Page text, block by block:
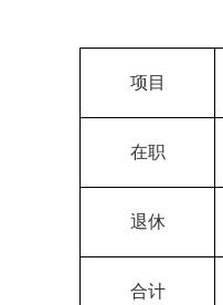
项目
在职
退休
合计